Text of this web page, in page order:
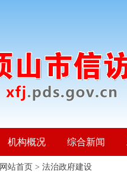
机构概况 综合新闻
网站首页 > 法治政府建设